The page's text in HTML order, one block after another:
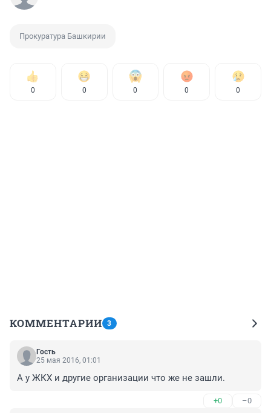
Прокуратура Башкирии
0 0 0 0 0
КОММЕНТАРИИ 3
Гость
25 мая 2016, 01:01
А у ЖКХ и другие организации что же не зашли.
+0 –0